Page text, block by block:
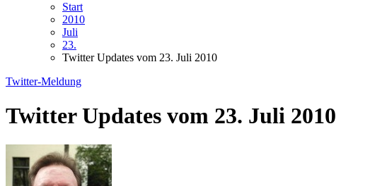
Start
2010
Juli
23.
Twitter Updates vom 23. Juli 2010
Twitter-Meldung
Twitter Updates vom 23. Juli 2010